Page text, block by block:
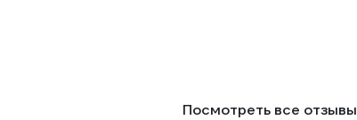
Посмотреть все отзывы